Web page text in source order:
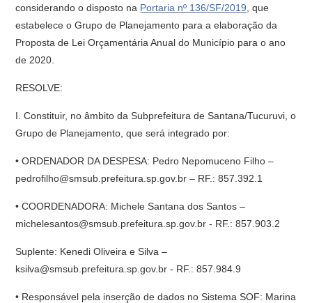
considerando o disposto na Portaria nº 136/SF/2019 , que
estabelece o Grupo de Planejamento para a elaboração da
Proposta de Lei Orçamentária Anual do Município para o ano
de 2020.
RESOLVE:
I. Constituir, no âmbito da Subprefeitura de Santana/Tucuruvi, o
Grupo de Planejamento, que será integrado por:
• ORDENADOR DA DESPESA: Pedro Nepomuceno Filho –
pedrofilho@smsub.prefeitura.sp.gov.br – RF.: 857.392.1
• COORDENADORA: Michele Santana dos Santos –
michelesantos@smsub.prefeitura.sp.gov.br - RF.: 857.903.2
Suplente: Kenedi Oliveira e Silva –
ksilva@smsub.prefeitura.sp.gov.br - RF.: 857.984.9
• Responsável pela inserção de dados no Sistema SOF: Marina